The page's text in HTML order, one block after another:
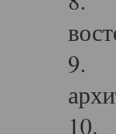
9.
10.